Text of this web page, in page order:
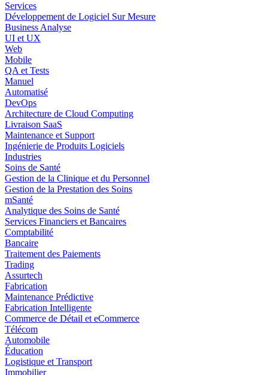
Services
Développement de Logiciel Sur Mesure
Business Analyse
UI et UX
Web
Mobile
QA et Tests
Manuel
Automatisé
DevOps
Architecture de Cloud Computing
Livraison SaaS
Maintenance et Support
Ingénierie de Produits Logiciels
Industries
Soins de Santé
Gestion de la Clinique et du Personnel
Gestion de la Prestation des Soins
mSanté
Analytique des Soins de Santé
Services Financiers et Bancaires
Comptabilité
Bancaire
Traitement des Paiements
Trading
Assurtech
Fabrication
Maintenance Prédictive
Fabrication Intelligente
Commerce de Détail et eCommerce
Télécom
Automobile
Éducation
Logistique et Transport
Immobilier